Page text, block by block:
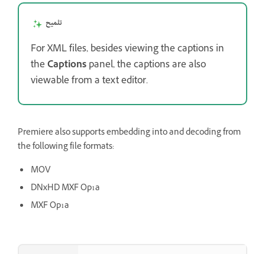
تلميح
For XML files, besides viewing the captions in
theCaptionspanel, the captions are also
viewable from a text editor.
Premiere also supports embedding into and decoding from
the following file formats:
MOV
DNxHD MXF Op1a
MXF Op1a